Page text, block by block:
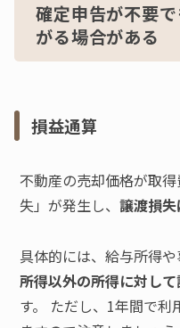
確定申告が不要
がる場合がある
損益通算
不動産の売却価格が取
失」が発生し、譲渡損
具体的には、給与所得
所得以外の所得に対し
す。 ただし、1年間で